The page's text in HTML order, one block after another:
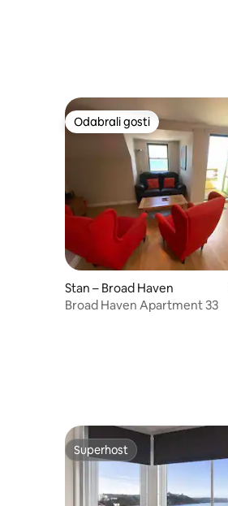
Odabrali gosti
Odabrali gosti
Stan – Broad Haven
Broad Haven Apartment 33
Superhost
Superhost